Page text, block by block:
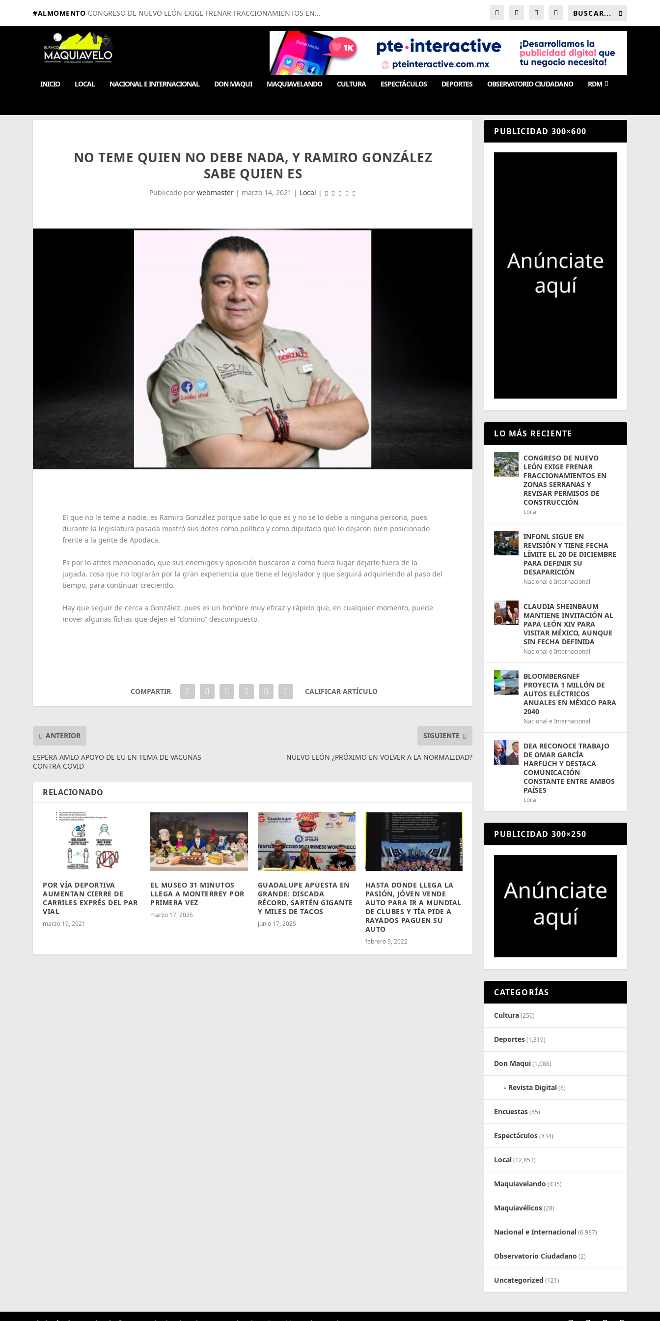
#ALMOMENTO CONGRESO DE NUEVO LEÓN EXIGE FRENAR FRACCIONAMIENTOS EN...
INICIO LOCAL NACIONAL E INTERNACIONAL DON MAQUI MAQUIAVELANDO CULTURA ESPECTÁCULOS DEPORTES OBSERVATORIO CIUDADANO RDM
NO TEME QUIEN NO DEBE NADA, Y RAMIRO GONZÁLEZ
SABE QUIEN ES
Publicado por webmaster| marzo 14, 2021 | Local |
El que no le teme a nadie, es Ramiro González porque sabe lo que es y no se lo debe a ninguna persona, pues
durante la legislatura pasada mostró sus dotes como político y como diputado que lo dejaron bien posicionado
frente a la gente de Apodaca.
Es por lo antes mencionado, que sus enemigos y oposición buscaron a como fuera lugar dejarlo fuera de la
jugada, cosa que no lograrán por la gran experiencia que tiene el legislador y que seguirá adquiriendo al paso del
tiempo, para continuar creciendo.
Hay que seguir de cerca a González, pues es un hombre muy eficaz y rápido que, en cualquier momento, puede
mover algunas fichas que dejen el “domino” descompuesto.
COMPARTIR CALIFICAR ARTÍCULO
ANTERIOR
ESPERA AMLO APOYO DE EU EN TEMA DE VACUNAS
CONTRA COVID
SIGUIENTE
NUEVO LEÓN ¿PRÓXIMO EN VOLVER A LA NORMALIDAD?
RELACIONADO
POR VÍA DEPORTIVA
AUMENTAN CIERRE DE
CARRILES EXPRÉS DEL PAR
VIAL
marzo 19, 2021
EL MUSEO 31 MINUTOS
LLEGA A MONTERREY POR
PRIMERA VEZ
marzo 17, 2025
GUADALUPE APUESTA EN
GRANDE: DISCADA
RÉCORD, SARTÉN GIGANTE
Y MILES DE TACOS
junio 17, 2025
HASTA DONDE LLEGA LA
PASIÓN, JÓVEN VENDE
AUTO PARA IR A MUNDIAL
DE CLUBES Y TÍA PIDE A
RAYADOS PAGUEN SU
AUTO
febrero 9, 2022
PUBLICIDAD 300×600
LO MÁS RECIENTE
CONGRESO DE NUEVO
LEÓN EXIGE FRENAR
FRACCIONAMIENTOS EN
ZONAS SERRANAS Y
REVISAR PERMISOS DE
CONSTRUCCIÓN
Local
INFONL SIGUE EN
REVISIÓN Y TIENE FECHA
LÍMITE EL 20 DE DICIEMBRE
PARA DEFINIR SU
DESAPARICIÓN
Nacional e Internacional
CLAUDIA SHEINBAUM
MANTIENE INVITACIÓN AL
PAPA LEÓN XIV PARA
VISITAR MÉXICO, AUNQUE
SIN FECHA DEFINIDA
Nacional e Internacional
BLOOMBERGNEF
PROYECTA 1 MILLÓN DE
AUTOS ELÉCTRICOS
ANUALES EN MÉXICO PARA
2040
Nacional e Internacional
DEA RECONOCE TRABAJO
DE OMAR GARCÍA
HARFUCH Y DESTACA
COMUNICACIÓN
CONSTANTE ENTRE AMBOS
PAÍSES
Local
PUBLICIDAD 300×250
CATEGORÍAS
Cultura(250)
Deportes(1,319)
Don Maqui(1,086)
Revista Digital(6)
Encuestas(85)
Espectáculos(834)
Local(12,853)
Maquiavelando (435)
Maquiavélicos(28)
Nacional e Internacional(6,987)
Observatorio Ciudadano (2)
Uncategorized (121)